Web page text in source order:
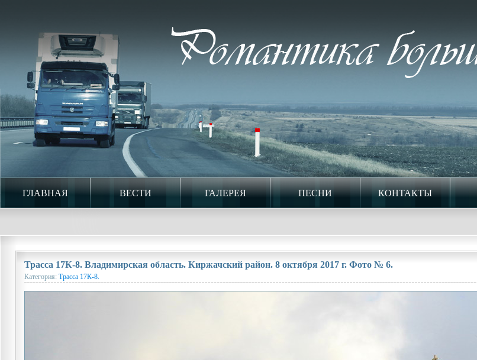
ГЛАВНАЯ ВЕСТИ ГАЛЕРЕЯ ПЕСНИ КОНТАКТЫ
Трасса 17К-8. Владимирская область. Киржачский район. 8 октября 2017 г. Фото № 6.
Категория: Трасса 17К-8.